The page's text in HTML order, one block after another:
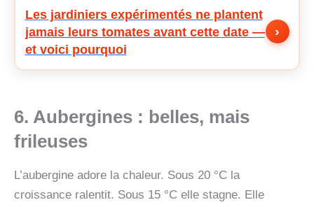
Les jardiniers expérimentés ne plantent
jamais leurs tomates avant cette date —
et voici pourquoi
›
6. Aubergines : belles, mais
frileuses
L’aubergine adore la chaleur. Sous 20 °C la
croissance ralentit. Sous 15 °C elle stagne. Elle